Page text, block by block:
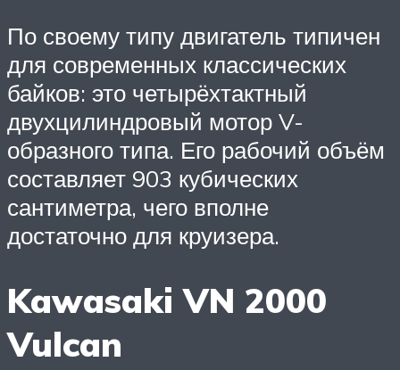
По своему типу двигатель типичен
для современных классических
байков: это четырёхтактный
двухцилиндровый мотор V-
образного типа. Его рабочий объём
составляет 903 кубических
сантиметра, чего вполне
достаточно для круизера.
Kawasaki VN 2000
Vulcan